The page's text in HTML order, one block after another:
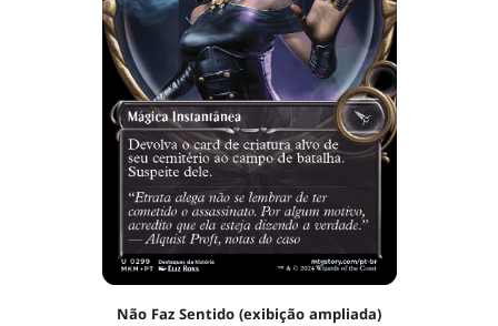
Não Faz Sentido (exibição ampliada)